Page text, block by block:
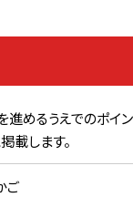
めるうえでのポイ
載します。
ご